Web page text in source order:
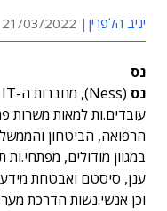
יניב הלפרין 21/03/2022 12:30
נס
נס
עובדים.ות למאות משרות
הרפואה, הביטחון
במגוון מודולים, מפתחי.ות
ענן, סיסטם ואבטחת
וכן אנשי.נשות הדרכת